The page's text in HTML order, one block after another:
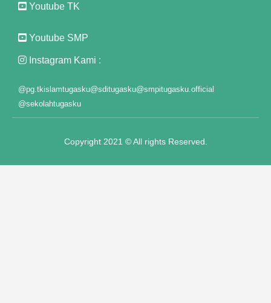
Youtube TK
Youtube SMP
Instagram Kami :
@pg.tkislamtugasku@sditugasku@smpitugasku.official
@sekolahtugasku
Copyright 2021 © All rights Reserved.